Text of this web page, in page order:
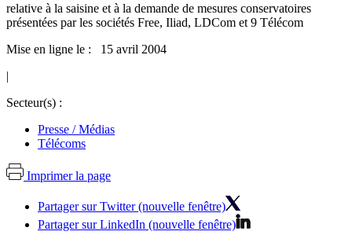
relative à la saisine et à la demande de mesures conservatoires
présentées par les sociétés Free, Iliad, LDCom et 9 Télécom
Mise en ligne le : 15 avril 2004
|
Secteur(s) :
Presse / Médias
Télécoms
Imprimer la page
Partager sur Twitter (nouvelle fenêtre)
Partager sur LinkedIn (nouvelle fenêtre)